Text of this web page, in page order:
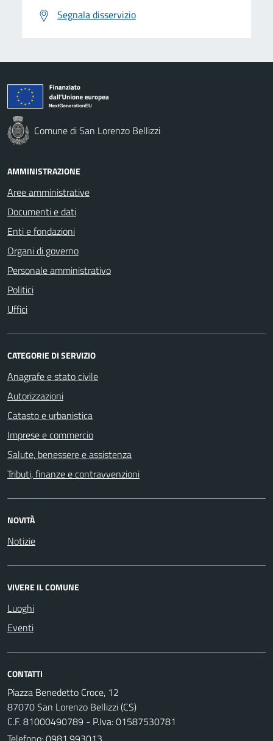
Segnala disservizio
Comune di San Lorenzo Bellizzi
AMMINISTRAZIONE
Aree amministrative
Documenti e dati
Enti e fondazioni
Organi di governo
Personale amministrativo
Politici
Uffici
CATEGORIE DI SERVIZIO
Anagrafe e stato civile
Autorizzazioni
Catasto e urbanistica
Imprese e commercio
Salute, benessere e assistenza
Tributi, finanze e contravvenzioni
NOVITÀ
Notizie
VIVERE IL COMUNE
Luoghi
Eventi
CONTATTI
Piazza Benedetto Croce, 12
87070 San Lorenzo Bellizzi (CS)
C.F. 81000490789 - P.Iva: 01587530781